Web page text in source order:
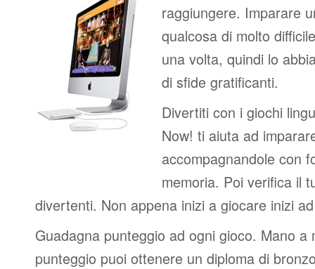
raggiungere. Imparare
qualcosa di molto
una volta, quindi lo
di sfide gratificanti.
Divertiti con i giochi
Now! ti aiuta ad
accompagnandole con
memoria. Poi verifica il
divertenti. Non appena inizi a giocare inizi
Guadagna punteggio ad ogni gioco. Mano a
punteggio puoi ottenere un diploma di